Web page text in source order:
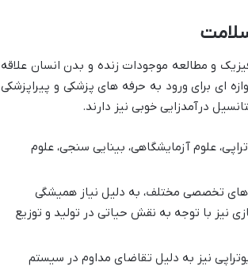
و مطالعه موجودات زنده و بدن انسان علاقه
ای برای ورود به حرفه های پزشکی و پیراپزشکی
درآمدزایی خوبی نیز دارند.
علوم آزمایشگاهی، بینایی سنجی، علوم
های تخصصی مختلف، به دلیل نیاز همیشگی
نیز با توجه به نقش حیاتی در تولید و توزیع
نیز به دلیل تقاضای مداوم در سیستم